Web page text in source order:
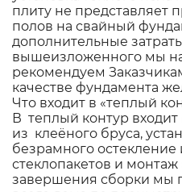
плиту не представляет
полов на свайный
дополнительные
вышеизложенного мы
рекомендуем
качестве фундамента
Что входит в «теплый
В теплый контур
из клеёного бруса,
безрамного
стеклопакетов и
завершения сборки мы